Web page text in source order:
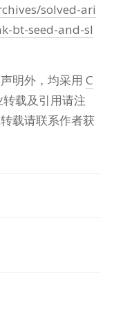
solved-ari
bt-seed-and-sl
明外，均采用 C
载及引用请注
载请联系作者获